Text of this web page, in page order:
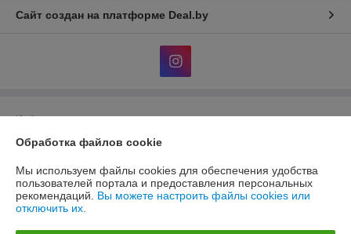
Сайт создан на платформе Deal.by
Информация для покупателя
Юридическое лицо:Общество с ограниченной ответственностью
220012, г. Минск, ул. Чернышевского, 8, каб. 23
Регистрационный номер ЕГР: 193488165
Обработка файлов cookie
Мы используем файлы cookies для обеспечения удобства
пользователей портала и предоставления персональных
рекомендаций. Вы можете настроить файлы cookies или
отключить их.